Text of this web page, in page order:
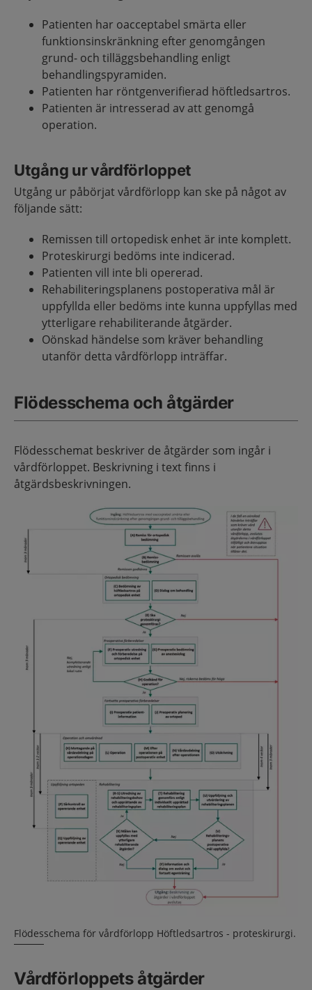
Patienten har oacceptabel smärta eller
funktionsinskränkning efter genomgången
grund- och tilläggsbehandling enligt
behandlingspyramiden.
Patienten har röntgenverifierad höftledsartros.
Patienten är intresserad av att genomgå
operation.
Utgång ur vårdförloppet
Utgång ur påbörjat vårdförlopp kan ske på något av
följande sätt:
Remissen till ortopedisk enhet är inte komplett.
Proteskirurgi bedöms inte indicerad.
Patienten vill inte bli opererad.
Rehabiliteringsplanens postoperativa mål är
uppfyllda eller bedöms inte kunna uppfyllas med
ytterligare rehabiliterande åtgärder.
Oönskad händelse som kräver behandling
utanför detta vårdförlopp inträffar.
Flödesschema och åtgärder
Flödesschemat beskriver de åtgärder som ingår i
vårdförloppet. Beskrivning i text finns i
åtgärdsbeskrivningen.
Flödesschema för vårdförlopp Höftledsartros - proteskirurgi.
Vårdförloppets åtgärder